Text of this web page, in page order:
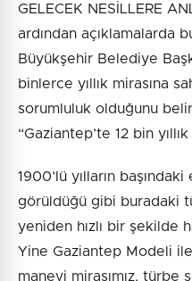
GELECEK NESİLLERE
ardından açıklamalarda
Büyükşehir Belediye
binlerce yıllık mirasına
sorumluluk olduğunu
“Gaziantep’te 12 bin
1900’lü yılların
görüldüğü gibi buradaki
yeniden hızlı bir şekilde
Yine Gaziantep Modeli
manevi mirasımız, türbe